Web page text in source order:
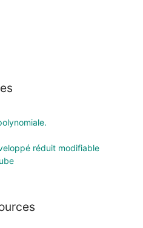
réduit modifiable